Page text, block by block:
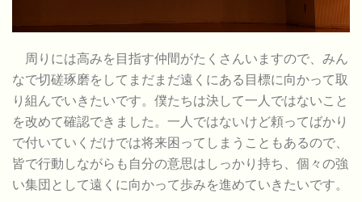
周りには高みを目指す仲間がたくさんいますので、みん
なで切磋琢磨をしてまだまだ遠くにある目標に向かって取
り組んでいきたいです。僕たちは決して一人ではないこと
を改めて確認できました。一人ではないけど頼ってばかり
で付いていくだけでは将来困ってしまうこともあるので、
皆で行動しながらも自分の意思はしっかり持ち、個々の強
い集団として遠くに向かって歩みを進めていきたいです。